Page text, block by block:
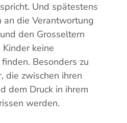
Und spätestens
die Verantwortung
den Grosseltern
keine
Besonders zu
die zwischen ihren
dem Druck in ihrem
werden.